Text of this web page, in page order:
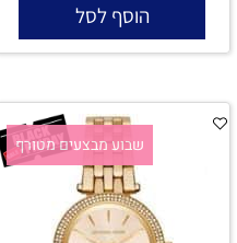
הוסף לסל
שבוע מבצעים מטורף